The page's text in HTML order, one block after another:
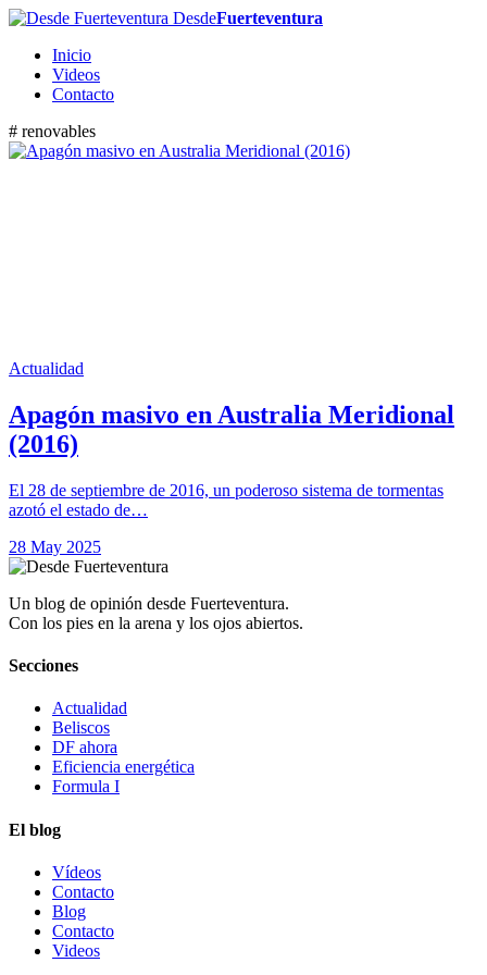
DesdeFuerteventura
Inicio
Videos
Contacto
# renovables
Actualidad
Apagón masivo en Australia Meridional
(2016)
El 28 de septiembre de 2016, un poderoso sistema de tormentas
azotó el estado de…
28 May 2025
Un blog de opinión desde Fuerteventura.
Con los pies en la arena y los ojos abiertos.
Secciones
Actualidad
Beliscos
DF ahora
Eficiencia energética
Formula I
El blog
Vídeos
Contacto
Blog
Contacto
Videos